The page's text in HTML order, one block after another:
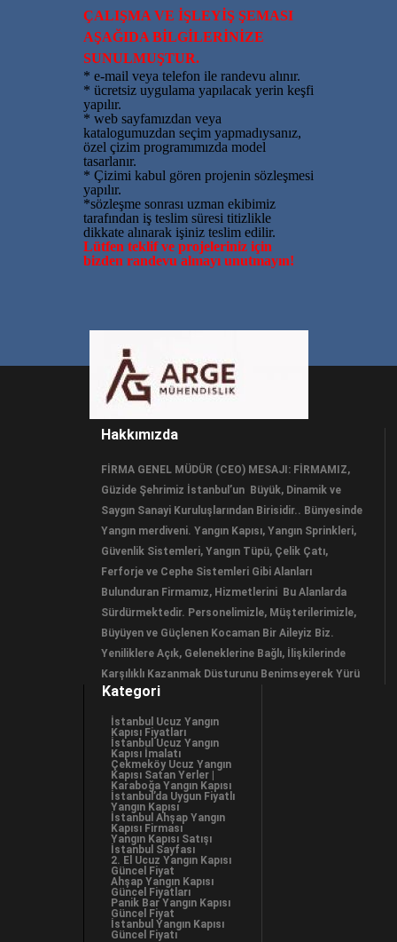
ÇALIŞMA VE İŞLEYİŞ ŞEMASI
AŞAĞIDA BİLGİLERİNİZE
SUNULMUŞTUR.
* e-mail veya telefon ile randevu alınır.
* ücretsiz uygulama yapılacak yerin keşfi
yapılır.
* web sayfamızdan veya
katalogumuzdan seçim yapmadıysanız,
özel çizim programımızda model
tasarlanır.
* Çizimi kabul gören projenin sözleşmesi
yapılır.
*sözleşme sonrası uzman ekibimiz
tarafından iş teslim süresi titizlikle
dikkate alınarak işiniz teslim edilir.
Lütfen teklif ve projeleriniz için
bizden randevu almayı unutmayın!
Hakkımızda
FİRMA GENEL MÜDÜR (CEO) MESAJI: FİRMAMIZ,
Güzide Şehrimiz İstanbul’un Büyük, Dinamik ve
Saygın Sanayi Kuruluşlarından Birisidir.. Bünyesinde
Yangın merdiveni. Yangın Kapısı, Yangın Sprinkleri,
Güvenlik Sistemleri, Yangın Tüpü, Çelik Çatı,
Ferforje ve Cephe Sistemleri Gibi Alanları
Bulunduran Firmamız, Hizmetlerini Bu Alanlarda
Sürdürmektedir. Personelimizle, Müşterilerimizle,
Büyüyen ve Güçlenen Kocaman Bir Aileyiz Biz.
Yeniliklere Açık, Geleneklerine Bağlı, İlişkilerinde
Karşılıklı Kazanmak Düsturunu Benimseyerek Yürü
Kategori
İstanbul Ucuz Yangın
Kapısı Fiyatları
İstanbul Ucuz Yangın
Kapısı İmalatı
Çekmeköy Ucuz Yangın
Kapısı Satan Yerler |
Karaboğa Yangın Kapısı
İstanbul’da Uygun Fiyatlı
Yangın Kapısı
İstanbul Ahşap Yangın
Kapısı Firması
Yangın Kapısı Satışı
İstanbul Sayfası
2. El Ucuz Yangın Kapısı
Güncel Fiyat
Ahşap Yangın Kapısı
Güncel Fiyatları
Panik Bar Yangın Kapısı
Güncel Fiyat
İstanbul Yangın Kapısı
Güncel Fiyatı